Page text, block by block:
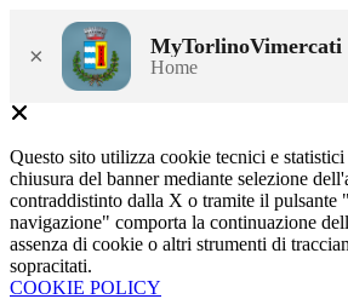
× MyTorlinoVimercati
Home
Questo sito utilizza cookie tecnici e
chiusura del banner mediante selezione
contraddistinto dalla X o tramite il pulsante
navigazione" comporta la continuazione
assenza di cookie o altri strumenti di
sopracitati.
COOKIE POLICY